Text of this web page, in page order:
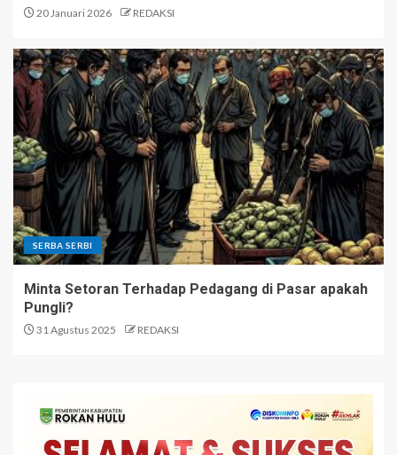
20 Januari 2026 REDAKSI
SERBA SERBI
Minta Setoran Terhadap Pedagang di Pasar apakah
Pungli?
31 Agustus 2025 REDAKSI